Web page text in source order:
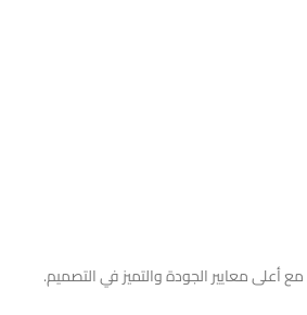
أعلى معايير الجودة والتميز في التصميم.